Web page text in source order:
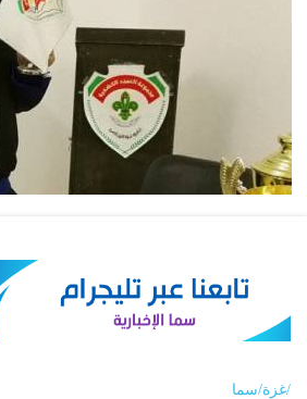
غزة/سما/